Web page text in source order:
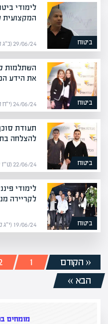
ביטוח
לימודי
המקצועית
29/06/24 (כ״ג סיון תשפ״ד) | יעקב חזן
ביטוח
השתלמות
את הידע
24/06/24 (י״ח סיון תשפ״ד) | ירון כהן
ביטוח
תעודת
להצלחה
22/06/24 (ט״ז סיון תשפ״ד) | ירון כהן
ביטוח
לימודי
לקריירה
19/06/24 (י״ג סיון תשפ״ד) | ירון כהן
« הקודם 1
הבא »
מומחים